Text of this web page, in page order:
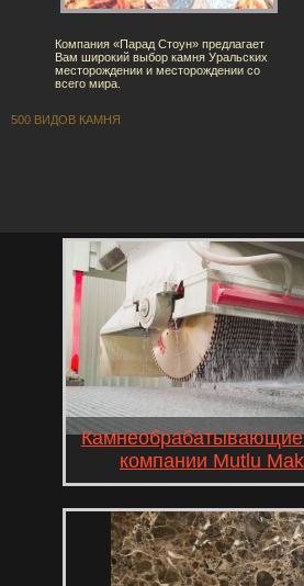
Компания «Парад Стоун» предлагает
Вам широкий выбор камня Уральских
месторождении и месторождении со
всего мира.
500 ВИДОВ КАМНЯ
Камнеобрабатывающие
компании Mutlu
С 2024 года наша компания ООО Парад
региональным представителем
всемирно известной компании Mutlu
МУТЛУ МАКИНА, НАЧАВШАЯ СВОЕ
ПРИКЛЮЧЕНЧЕСКОЕ ПУТЕШЕСТВИЕ В
БУКАК ПРОВИНЦИИ БУРДУР В 1990